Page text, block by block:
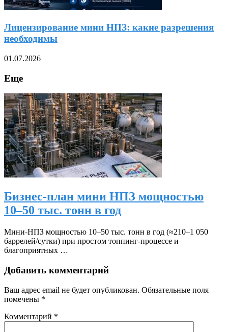
Лицензирование мини НПЗ: какие разрешения
необходимы
01.07.2026
Еще
Бизнес-план мини НПЗ мощностью
10–50 тыс. тонн в год
Мини‑НПЗ мощностью 10–50 тыс. тонн в год (≈210–1 050
баррелей/сутки) при простом топпинг‑процессе и
благоприятных …
Добавить комментарий
Ваш адрес email не будет опубликован. Обязательные поля
помечены *
Комментарий *